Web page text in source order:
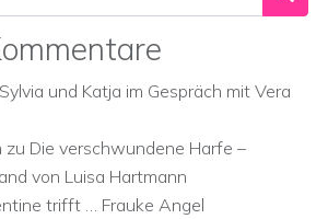
Sylvia und Katja im Gespräch mit Vera
zu Die verschwundene Harfe –
von Luisa Hartmann
trifft … Frauke Angel